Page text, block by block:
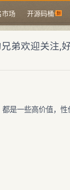
市场 开源码桶
弟欢迎关注,
是一些高价值，